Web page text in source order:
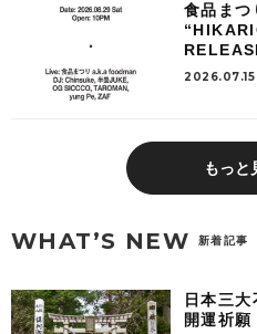
食品ま
2026.07.15
もっと
WHAT’S NEW 新着記事
日本三
開運祈願